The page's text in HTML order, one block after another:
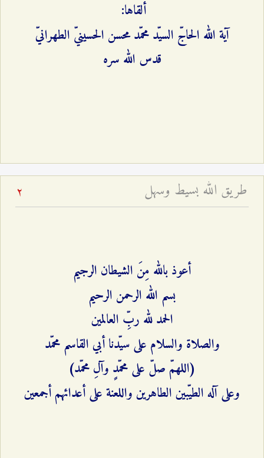
ألقاها:
آية الله الحاجّ السيّد محمّد محسن الحسينيّ الطهرانيّ
قدس الله سره
طريق الله بسيط وسهل 2
أعوذ بالله مِنَ الشيطان الرجيم
بسم الله الرحمن الرحيم
الحمد لله ربِّ العالمين
والصلاة والسلام على سيّدنا أبي القاسم محمّد
(اللهمّ صلّ على محمّدٍ وآلِ محمّد)
وعلى آله الطيّبين الطاهرين واللعنة على أعدائهم أجمعين